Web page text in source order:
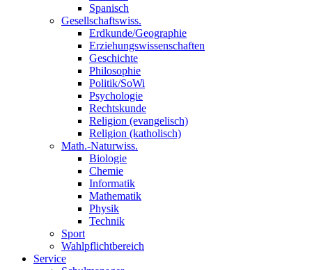
Spanisch
Gesellschaftswiss.
Erdkunde/Geographie
Erziehungswissenschaften
Geschichte
Philosophie
Politik/SoWi
Psychologie
Rechtskunde
Religion (evangelisch)
Religion (katholisch)
Math.-Naturwiss.
Biologie
Chemie
Informatik
Mathematik
Physik
Technik
Sport
Wahlpflichtbereich
Service